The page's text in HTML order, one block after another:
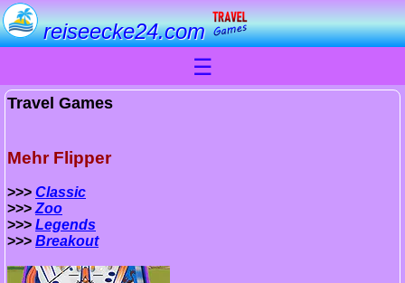
reiseecke24.com
☰
Travel Games
Mehr Flipper
>>> Classic
>>>Zoo
>>> Legends
>>> Breakout